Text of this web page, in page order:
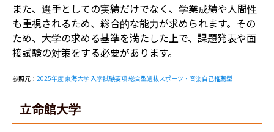
また、選手としての実績だけでなく、学業成績や人間性
も重視されるため、総合的な能力が求められます。 その
ため、大学の求める基準を満たした上で、課題発表や面
接試験の対策をする必要があります。
参照元： 2025年度 東海大学 入学試験要項 総合型選抜スポーツ・音楽自己推薦型
立命館大学